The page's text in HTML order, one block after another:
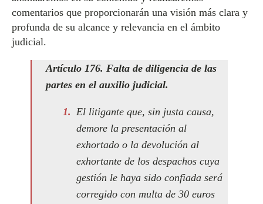
comentarios que proporcionarán una visión más clara y
profunda de su alcance y relevancia en el ámbito
judicial.
Artículo 176. Falta de diligencia de las
partes en el auxilio judicial.
El litigante que, sin justa causa,
demore la presentación al
exhortado o la devolución al
exhortante de los despachos cuya
gestión le haya sido confiada será
corregido con multa de 30 euros